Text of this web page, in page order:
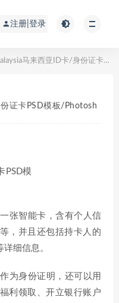
注册|登录
马来西亚ID卡/身份证卡PSD模板/Photoshop/PS
证卡PSD模板/Photosh
张智能卡，含有个人信
，并且还包括持卡人的
细信息。
为身份证明，还可以用
利领取、开立银行账户